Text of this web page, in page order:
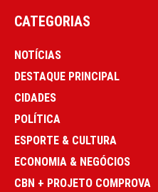
CATEGORIAS
NOTÍCIAS
DESTAQUE PRINCIPAL
CIDADES
POLÍTICA
ESPORTE & CULTURA
ECONOMIA & NEGÓCIOS
CBN + PROJETO COMPROVA